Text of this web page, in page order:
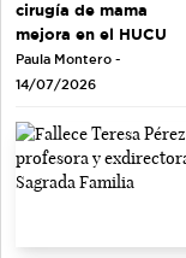
cirugía de mama
mejora en el HUCU
Paula Montero -
14/07/2026